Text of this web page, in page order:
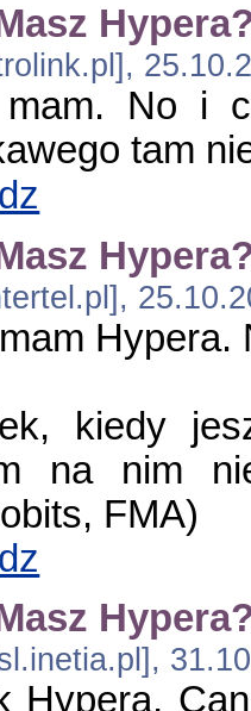
mam. No i
tam
Hypera.
kiedy
na nim
FMA)
Hypera,